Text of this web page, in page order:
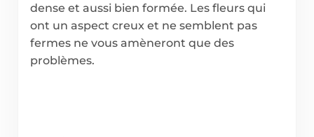
dense et aussi bien formée. Les fleurs qui
ont un aspect creux et ne semblent pas
fermes ne vous amèneront que des
problèmes.